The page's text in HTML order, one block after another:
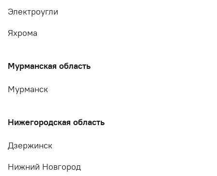
Электроугли
Яхрома
Мурманская область
Мурманск
Нижегородская область
Дзержинск
Нижний Новгород